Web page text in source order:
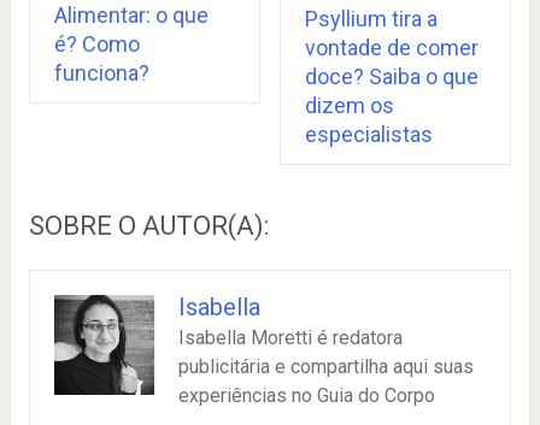
Alimentar: o que
é? Como
funciona?
Psyllium tira a
vontade de comer
doce? Saiba o que
dizem os
especialistas
SOBRE O AUTOR(A):
Isabella
Isabella Moretti é redatora
publicitária e compartilha aqui suas
experiências no Guia do Corpo